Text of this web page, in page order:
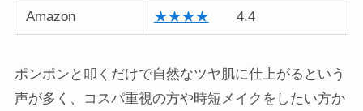
Amazon ★★★★ 4.4
ポンポンと叩くだけで自然なツヤ肌に仕上がるという
声が多く、コスパ重視の方や時短メイクをしたい方か